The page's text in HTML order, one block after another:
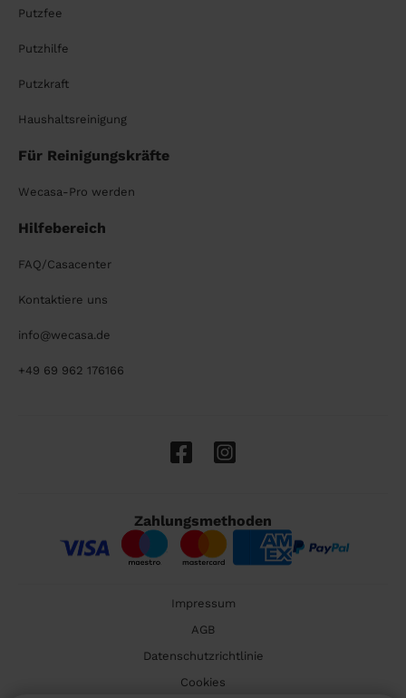
Putzfee
Putzhilfe
Putzkraft
Haushaltsreinigung
Für Reinigungskräfte
Wecasa-Pro werden
Hilfebereich
FAQ/Casacenter
Kontaktiere uns
info@wecasa.de
+49 69 962 176166
Zahlungsmethoden
Impressum
AGB
Datenschutzrichtlinie
Cookies